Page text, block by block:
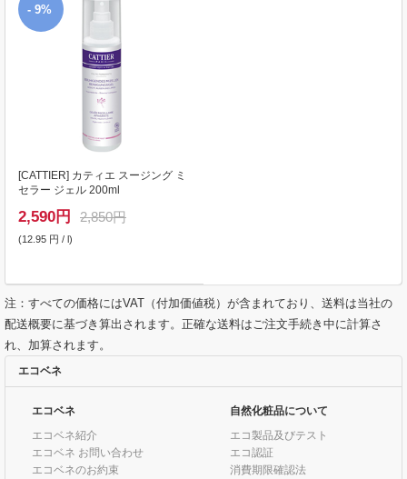
- 9%
[CATTIER] カティエ スージング ミ
セラー ジェル 200ml
2,590円 2,850円
(12.95 円 / l)
注：すべての価格にはVAT（付加価値税）が含まれており、送料は当社の
配送概要に基づき算出されます。正確な送料はご注文手続き中に計算さ
れ、加算されます。
エコベネ
エコベネ
エコベネ紹介
エコベネ お問い合わせ
エコベネのお約束
自然化粧品について
エコ製品及びテスト
エコ認証
消費期限確認法